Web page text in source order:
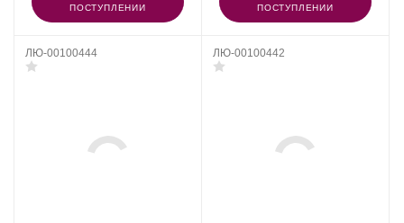
ПОСТУПЛЕНИИ
ПОСТУПЛЕНИИ
ЛЮ-00100444 ЛЮ-00100442